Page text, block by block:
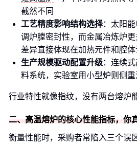
截然不同
工艺精度影响结构选择：太阳
调炉膛密封性，而金属冶炼炉
差异直接体现在加热元件和腔体
生产规模驱动配置升级：连续
料系统，实验室用小型炉则侧
行业特性就像指纹，没有两台熔炉
二、高温熔炉的核心性能指标，你
衡量性能时，采购者常陷入三个误区